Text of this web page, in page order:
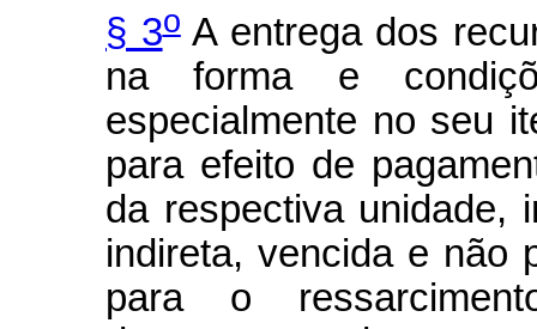
§ 3oA entrega dos
na forma e
especialmente no seu
para efeito de
da respectiva unidade,
indireta, vencida e não
para o